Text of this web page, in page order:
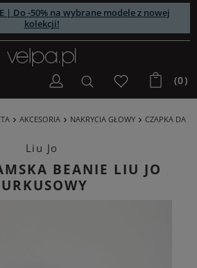
| Do -50% na wybrane modele z nowej
kolekcji!
(0)
AKCESORIA NAKRYCIA GŁOWY CZAPKA
Liu Jo
BEANIE LIU JO